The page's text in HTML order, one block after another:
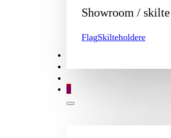
Showroom /
FlagSkilteholdere
0